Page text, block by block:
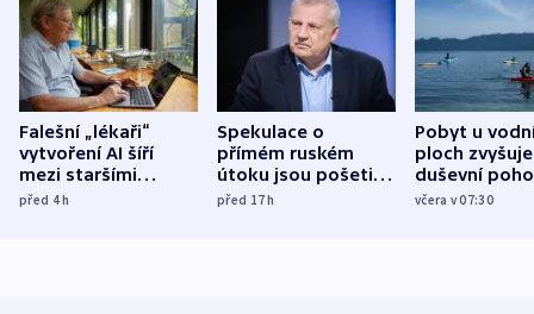
Falešní „lékaři“
vytvoření AI šíří
mezi staršími
Poláky nebezpečné
před 4h
Spekulace o
přímém ruském
útoku jsou pošetilé,
míní estonský
před 17h
Pobyt u
ploch zvyšuje
duševní
ukázala
včera v 07:30